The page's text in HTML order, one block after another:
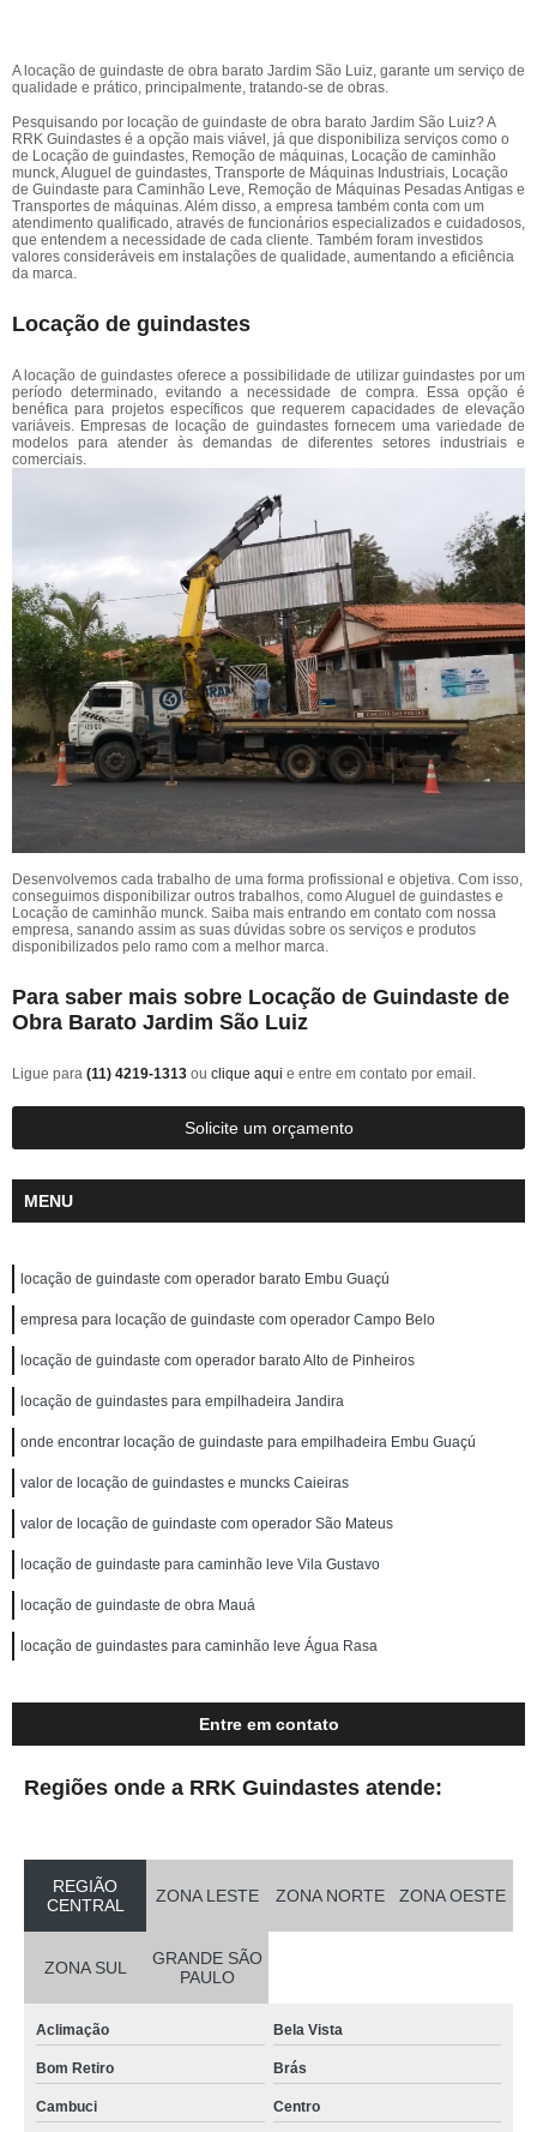
A locação de guindaste de obra barato Jardim São Luiz, garante um serviço de
qualidade e prático, principalmente, tratando-se de obras.
Pesquisando por locação de guindaste de obra barato Jardim São Luiz? A
RRK Guindastes é a opção mais viável, já que disponibiliza serviços como o
de Locação de guindastes, Remoção de máquinas, Locação de caminhão
munck, Aluguel de guindastes, Transporte de Máquinas Industriais, Locação
de Guindaste para Caminhão Leve, Remoção de Máquinas Pesadas Antigas e
Transportes de máquinas. Além disso, a empresa também conta com um
atendimento qualificado, através de funcionários especializados e cuidadosos,
que entendem a necessidade de cada cliente. Também foram investidos
valores consideráveis em instalações de qualidade, aumentando a eficiência
da marca.
Locação de guindastes
A locação de guindastes oferece a possibilidade de utilizar guindastes por um
período determinado, evitando a necessidade de compra. Essa opção é
benéfica para projetos específicos que requerem capacidades de elevação
variáveis. Empresas de locação de guindastes fornecem uma variedade de
modelos para atender às demandas de diferentes setores industriais e
comerciais.
Desenvolvemos cada trabalho de uma forma profissional e objetiva. Com isso,
conseguimos disponibilizar outros trabalhos, como Aluguel de guindastes e
Locação de caminhão munck. Saiba mais entrando em contato com nossa
empresa, sanando assim as suas dúvidas sobre os serviços e produtos
disponibilizados pelo ramo com a melhor marca.
Para saber mais sobre Locação de Guindaste de
Obra Barato Jardim São Luiz
Ligue para (11) 4219-1313 ou clique aqui e entre em contato por email.
Solicite um orçamento
MENU
locação de guindaste com operador barato Embu Guaçú
empresa para locação de guindaste com operador Campo Belo
locação de guindaste com operador barato Alto de Pinheiros
locação de guindastes para empilhadeira Jandira
onde encontrar locação de guindaste para empilhadeira Embu Guaçú
valor de locação de guindastes e muncks Caieiras
valor de locação de guindaste com operador São Mateus
locação de guindaste para caminhão leve Vila Gustavo
locação de guindaste de obra Mauá
locação de guindastes para caminhão leve Água Rasa
Entre em contato
Regiões onde a RRK Guindastes atende:
REGIÃO
CENTRAL
ZONA LESTE ZONA NORTE ZONA OESTE
ZONA SUL
GRANDE SÃO
PAULO
Aclimação Bela Vista
Bom Retiro Brás
Cambuci Centro